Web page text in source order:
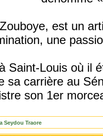
est un
une
Saint-Louis où il
sa carrière au
son 1er
Seydou Traore